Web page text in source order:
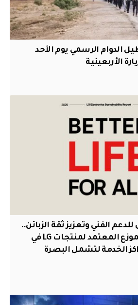
الدوام الرسمي يوم الأحد
الأربعينية
الفني وتعزيز ثقة الزبائن..
شركة خوشناو الموزع المعتمد لمنتجات LG في
الخدمة لتشمل البصرة